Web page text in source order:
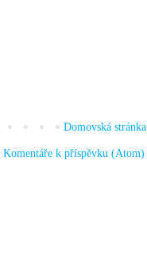
Domovská stránka
Komentáře k příspěvku (Atom)